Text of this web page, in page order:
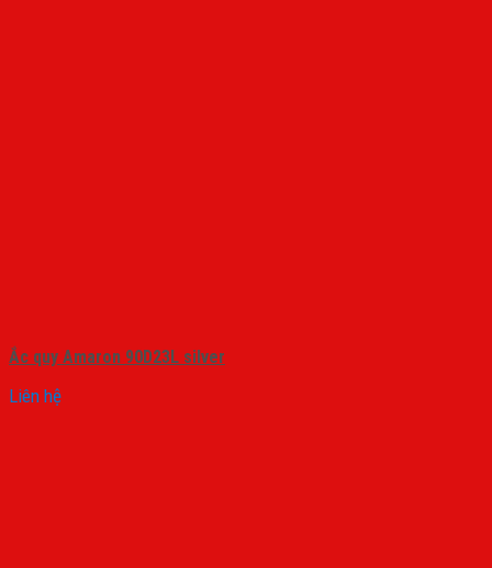
Ắc quy Amaron 90D23L silver
Liên hệ